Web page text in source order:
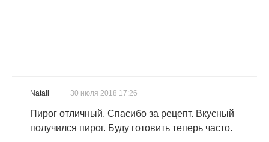
Natali 30 июля 2018 17:26
Пирог отличный. Спасибо за рецепт. Вкусный
получился пирог. Буду готовить теперь часто.